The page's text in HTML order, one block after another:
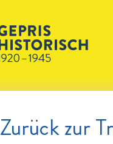
Zurück zur